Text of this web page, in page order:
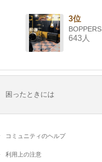
3位
BOPPERS
643人
困ったときには
コミュニティのヘルプ
利用上の注意